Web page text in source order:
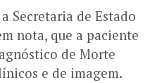
Secretaria de Estado
nota, que a paciente
de Morte
e de imagem.